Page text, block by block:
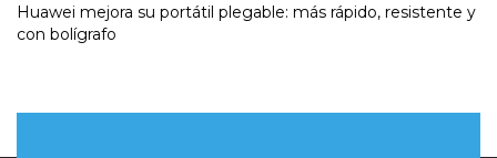
Huawei mejora su portátil plegable: más rápido, resistente y
con bolígrafo